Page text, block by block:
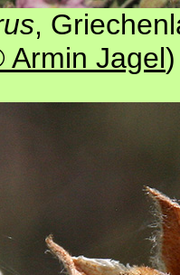
,
Armin Jagel)